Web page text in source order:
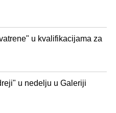
u kvalifikacijama za
u nedelju u Galeriji